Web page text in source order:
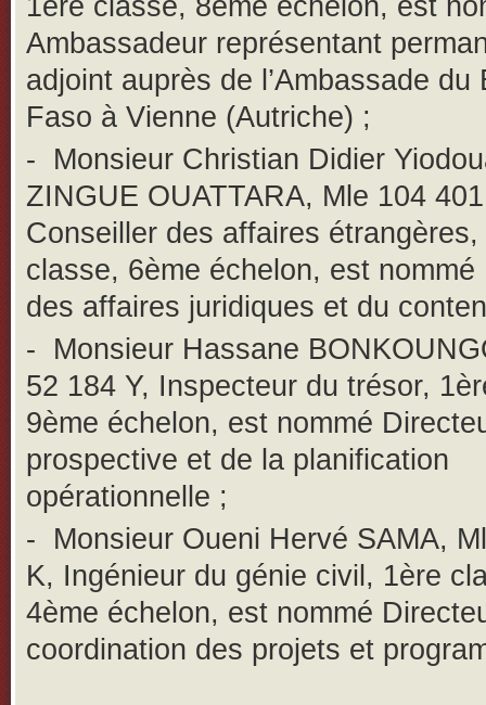
1ère classe, 8ème échelon, est
Ambassadeur représentant
adjoint auprès de l’Ambassade du
Faso à Vienne (Autriche) ;
-
Monsieur Christian Didier
ZINGUE OUATTARA, Mle 104
Conseiller des affaires étrangères,
classe, 6ème échelon, est nommé
des affaires juridiques et du
-
Monsieur Hassane
52 184 Y, Inspecteur du trésor,
9ème échelon, est nommé
prospective et de la planification
opérationnelle ;
-
Monsieur Oueni Hervé SAMA,
K, Ingénieur du génie civil, 1ère
4ème échelon, est nommé
coordination des projets et